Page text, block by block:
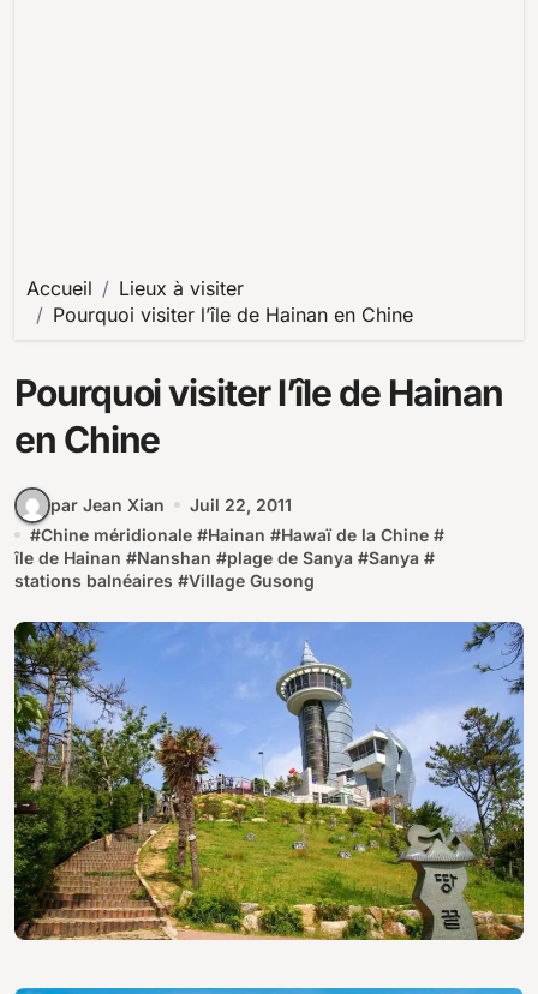
Accueil
Lieux à visiter
Pourquoi visiter l’île de Hainan en Chine
Pourquoi visiter l’île de Hainan
en Chine
par Jean Xian
Juil 22, 2011
#Chine méridionale #Hainan #Hawaï de la Chine #
île de Hainan #Nanshan #plage de Sanya #Sanya #
stations balnéaires #Village Gusong